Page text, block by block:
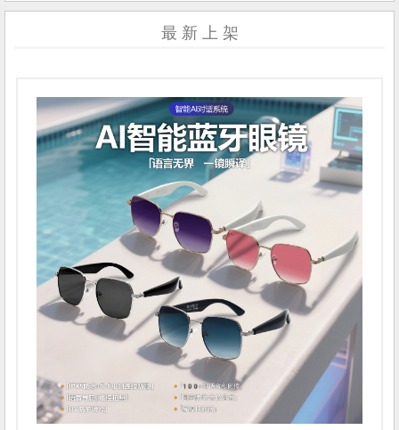
最 新 上 架